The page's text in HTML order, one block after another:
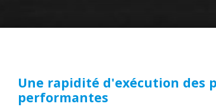
Une rapidité d'exécution des
performantes